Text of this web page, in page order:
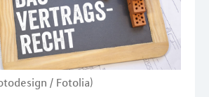
/ Fotolia)